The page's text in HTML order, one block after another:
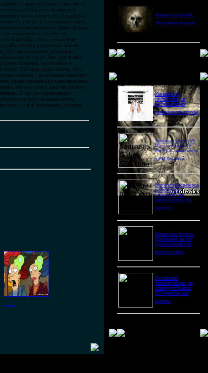
дышут 1 вдох в 3 дня, а про лес и
бы всё боялось человека и
когда режут лес, бензопила
человеку. С газонокосилками
газонокосилкой траву. А ведь
и тех кто их
косьбы, сеять специально
рыбу, теперь разрешено ловить
Тут-же появилась отдельная
когда её тянут. Это или зомби
излишне, он спокоен и
Все ведь рады жизни. Все,
червям с колхозника намного
единственная причина введения
кто его съест, сам так болеть
А тех кто проповедует
от работы время жить,
то всё нормально, человек
......
Обманутые наукой.
"Исцеление смертью"
Как выбрать
снотворное для
восстановления
режима после отпуска
Samsung Galaxy S26
Ultra vs Xiaomi 16
Pro Ultra: битва камер
и ИИ-функций
Ремонт перфораторов
и сварочных
аппаратов: как
выбрать сервис без
лишнего
Размер или чистота
бриллианта: на чем
сделать акцент при
выборе кольца
Российский
балансировщик для
отказоустойчивых
ИТ-сервисов: как
оценить